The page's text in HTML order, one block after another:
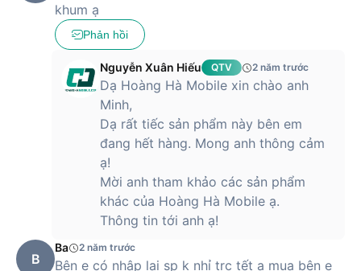
khum ạ
Phản hồi
Nguyễn Xuân Hiếu QTV 2 năm trước
Dạ Hoàng Hà Mobile xin chào anh
Minh,
Dạ rất tiếc sản phẩm này bên em
đang hết hàng. Mong anh thông cảm
ạ!
Mời anh tham khảo các sản phẩm
khác của Hoàng Hà Mobile ạ.
Thông tin tới anh ạ!
B
Ba 2 năm trước
Bên e có nhập lại sp k nhỉ trc tết a mua bên e